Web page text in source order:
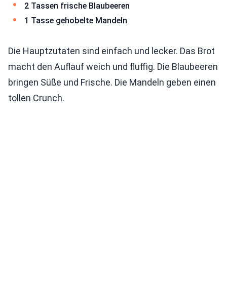
2 Tassen frische Blaubeeren
1 Tasse gehobelte Mandeln
Die Hauptzutaten sind einfach und lecker. Das Brot
macht den Auflauf weich und fluffig. Die Blaubeeren
bringen Süße und Frische. Die Mandeln geben einen
tollen Crunch.